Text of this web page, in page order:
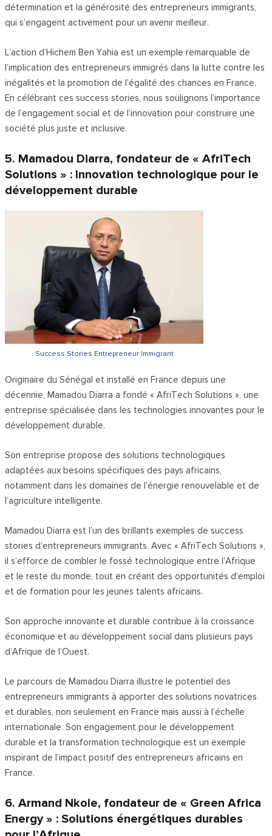
détermination et la générosité des entrepreneurs immigrants,
qui s’engagent activement pour un avenir meilleur.
L’action d’Hichem Ben Yahia est un exemple remarquable de
l’implication des entrepreneurs immigrés dans la lutte contre les
inégalités et la promotion de l’égalité des chances en France.
En célébrant ces success stories, nous soulignons l’importance
de l’engagement social et de l’innovation pour construire une
société plus juste et inclusive.
5. Mamadou Diarra, fondateur de « AfriTech
Solutions » : Innovation technologique pour le
développement durable
Success Stories Entrepreneur Immigrant
Originaire du Sénégal et installé en France depuis une
décennie, Mamadou Diarra a fondé « AfriTech Solutions », une
entreprise spécialisée dans les technologies innovantes pour le
développement durable.
Son entreprise propose des solutions technologiques
adaptées aux besoins spécifiques des pays africains,
notamment dans les domaines de l’énergie renouvelable et de
l’agriculture intelligente.
Mamadou Diarra est l’un des brillants exemples de success
stories d’entrepreneurs immigrants. Avec « AfriTech Solutions »,
il s’efforce de combler le fossé technologique entre l’Afrique
et le reste du monde, tout en créant des opportunités d’emploi
et de formation pour les jeunes talents africains.
Son approche innovante et durable contribue à la croissance
économique et au développement social dans plusieurs pays
d’Afrique de l’Ouest.
Le parcours de Mamadou Diarra illustre le potentiel des
entrepreneurs immigrants à apporter des solutions novatrices
et durables, non seulement en France mais aussi à l’échelle
internationale. Son engagement pour le développement
durable et la transformation technologique est un exemple
inspirant de l’impact positif des entrepreneurs africains en
France.
6. Armand Nkole, fondateur de « Green Africa
Energy » : Solutions énergétiques durables